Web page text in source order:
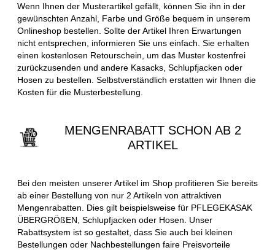
Wenn Ihnen der Musterartikel gefällt, können Sie ihn in der
gewünschten Anzahl, Farbe und Größe bequem in unserem
Onlineshop bestellen. Sollte der Artikel Ihren Erwartungen
nicht entsprechen, informieren Sie uns einfach. Sie erhalten
einen kostenlosen Retourschein, um das Muster kostenfrei
zurückzusenden und andere Kasacks, Schlupfjacken oder
Hosen zu bestellen. Selbstverständlich erstatten wir Ihnen die
Kosten für die Musterbestellung.
MENGENRABATT SCHON AB 2
ARTIKEL
Bei den meisten unserer Artikel im Shop profitieren Sie bereits
ab einer Bestellung von nur 2 Artikeln von attraktiven
Mengenrabatten. Dies gilt beispielsweise für PFLEGEKASAK
ÜBERGRÖßEN, Schlupfjacken oder Hosen. Unser
Rabattsystem ist so gestaltet, dass Sie auch bei kleinen
Bestellungen oder Nachbestellungen faire Preisvorteile